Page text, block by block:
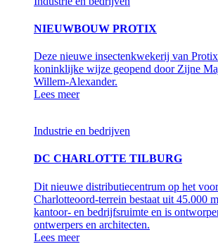
NIEUWBOUW PROTIX
Deze nieuwe insectenkwekerij van
koninklijke wijze geopend door Zijne
Willem-Alexander.
Lees meer
Industrie en bedrijven
DC CHARLOTTE TILBURG
Dit nieuwe distributiecentrum op het
Charlotteoord-terrein bestaat uit 45.000
kantoor- en bedrijfsruimte en is
ontwerpers en architecten.
Lees meer